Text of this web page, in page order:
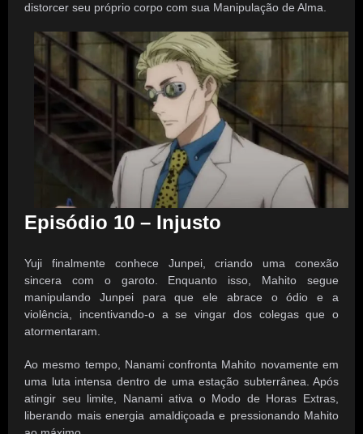
distorcer seu próprio corpo com sua Manipulação de Alma.
Episódio 10 – Injusto
Yuji finalmente conhece Junpei, criando uma conexão
sincera com o garoto. Enquanto isso, Mahito segue
manipulando Junpei para que ele abrace o ódio e a
violência, incentivando-o a se vingar dos colegas que o
atormentaram.
Ao mesmo tempo, Nanami confronta Mahito novamente em
uma luta intensa dentro de uma estação subterrânea. Após
atingir seu limite, Nanami ativa o Modo de Horas Extras,
liberando mais energia amaldiçoada e pressionando Mahito